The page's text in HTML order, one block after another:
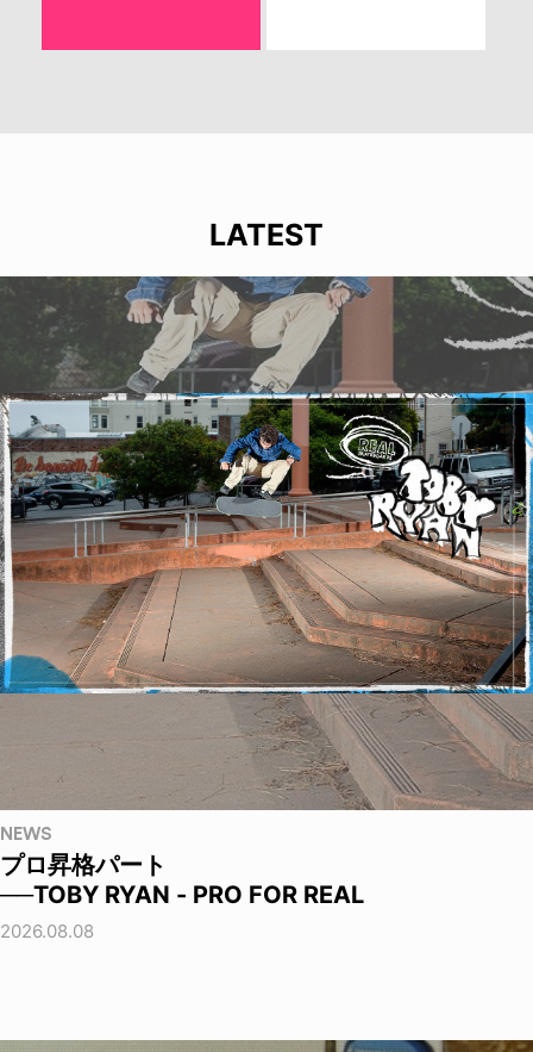
LATEST
NEWS
プロ昇格パート
──TOBY RYAN - PRO FOR REAL
2026.08.08